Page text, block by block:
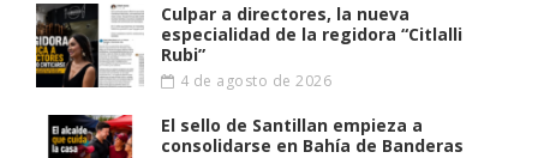
Culpar a directores, la nueva
especialidad de la regidora “Citlalli
Rubi”
4 de agosto de 2026
El sello de Santillan empieza a
consolidarse en Bahía de Banderas